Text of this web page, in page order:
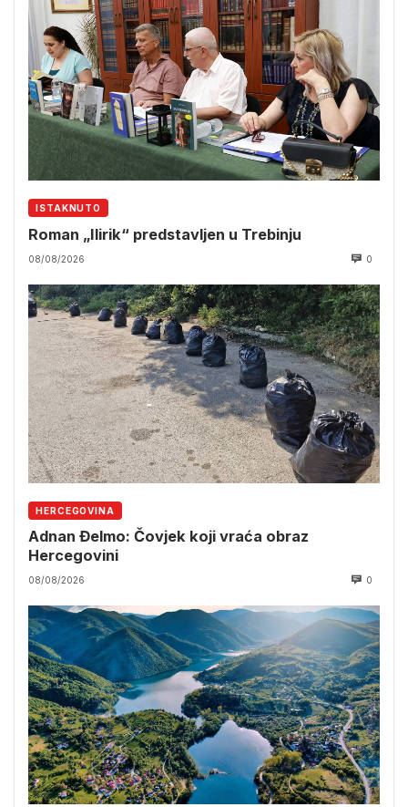
ISTAKNUTO
Roman „Ilirik“ predstavljen u Trebinju
08/08/2026 0
HERCEGOVINA
Adnan Đelmo: Čovjek koji vraća obraz
Hercegovini
08/08/2026 0